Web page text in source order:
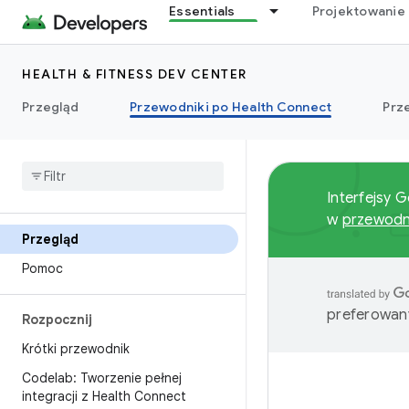
Essentials Projektowanie
HEALTH & FITNESS DEV CENTER
Przegląd
Przewodniki po Health Connect
Przegląd
Pomoc
Rozpocznij
Krótki przewodnik
Codelab: Tworzenie pełnej
integracji z Health Connect
Interfejsy
w